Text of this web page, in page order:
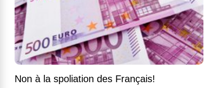
Non à la spoliation des Français!